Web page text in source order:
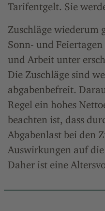
Tarifentgelt. Sie
Zuschläge wiederum
Sonn- und
und Arbeit unter
Die Zuschläge sind
abgabenbefreit.
Regel ein hohes
beachten ist, dass
Abgabenlast bei den
Auswirkungen auf
Daher ist eine